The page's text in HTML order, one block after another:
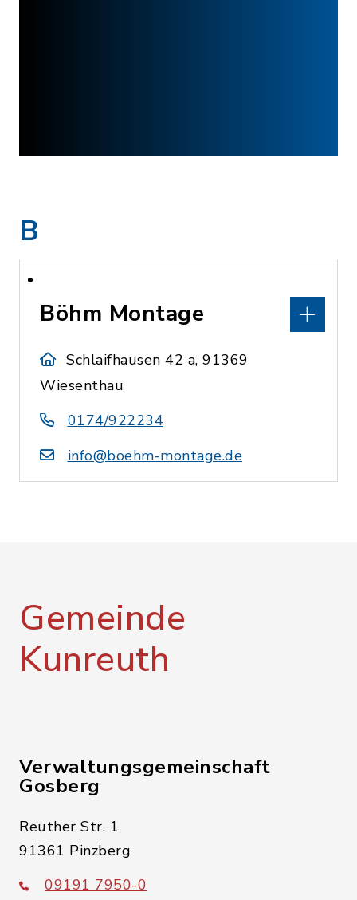
B
Böhm Montage
Schlaifhausen 42 a, 91369
Wiesenthau
0174/922234
info@boehm-montage.de
Gemeinde
Kunreuth
Verwaltungsgemeinschaft
Gosberg
Reuther Str. 1
91361 Pinzberg
09191 7950-0